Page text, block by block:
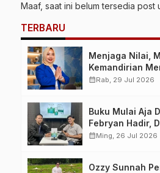
Maaf, saat ini belum tersedia post
TERBARU
Menjaga Nilai,
Kemandirian
Kepemimpinan
Jamaah
calendar_monthRab, 29 Jul 2026
Buku Mulai Aja
Febryan Hadir,
Berhenti
calendar_monthMing, 26 Jul 2026
Ozzy Sunnah